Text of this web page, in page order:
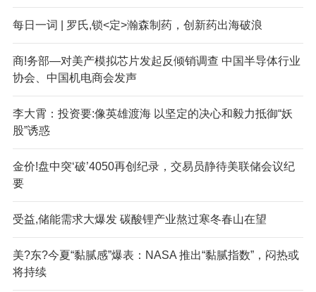
每日一词 | 罗氏,锁<定>瀚森制药，创新药出海破浪
商!务部—对美产模拟芯片发起反倾销调查 中国半导体行业
协会、中国机电商会发声
李大霄：投资要:像英雄渡海 以坚定的决心和毅力抵御“妖
股”诱惑
金价!盘中突‘破’4050再创纪录，交易员静待美联储会议纪
要
受益,储能需求大爆发 碳酸锂产业熬过寒冬春山在望
美?东?今夏“黏腻感”爆表：NASA 推出“黏腻指数”，闷热或
将持续